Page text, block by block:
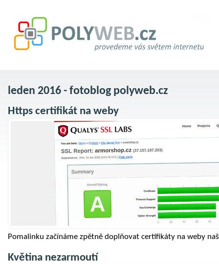
leden 2016 - fotoblog polyweb.cz
Https certifikát na weby
Pomalinku začínáme zpětně doplňovat certifikáty na weby
Květina nezarmoutí